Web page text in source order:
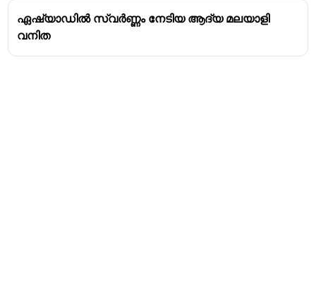
ഏഷ്യാഡിൽ സ്വർണ്ണം നേടിയ ആദ്യ മലയാളി
വനിത